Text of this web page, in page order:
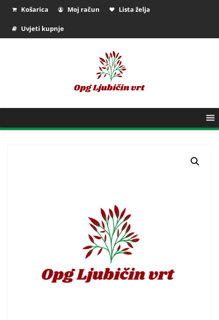
Košarica Moj račun Lista želja
Uvjeti kupnje